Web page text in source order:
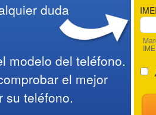
IMEI
duda
modelo del teléfono.
el mejor
su teléfono.